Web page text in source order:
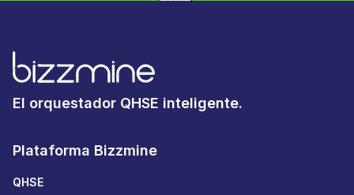
El orquestador QHSE inteligente.
Plataforma Bizzmine
QHSE